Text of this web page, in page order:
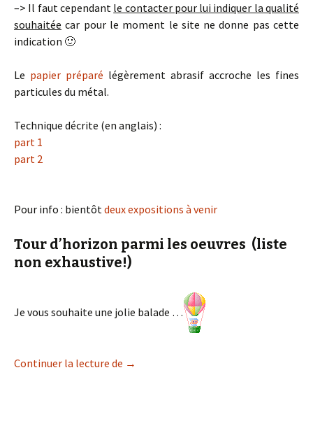
–> Il faut cependant le contacter pour lui indiquer la qualité
souhaitée car pour le moment le site ne donne pas cette
indication 🙂
Le papier préparé légèrement abrasif accroche les fines
particules du métal.
Technique décrite (en anglais) :
part 1
part 2
Pour info : bientôtdeux expositions à venir
Tour d’horizon parmi les oeuvres (liste
non exhaustive!)
Je vous souhaite une jolie balade …
Continuer la lecture de Le dessin à la pointe d’argent
→